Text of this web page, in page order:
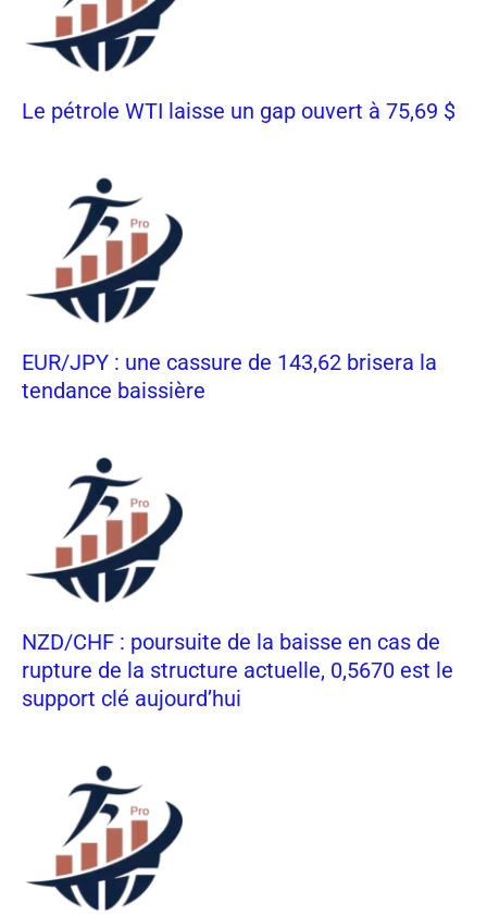
Le pétrole WTI laisse un gap ouvert à 75,69 $
EUR/JPY : une cassure de 143,62 brisera la
tendance baissière
NZD/CHF : poursuite de la baisse en cas de
rupture de la structure actuelle, 0,5670 est le
support clé aujourd’hui